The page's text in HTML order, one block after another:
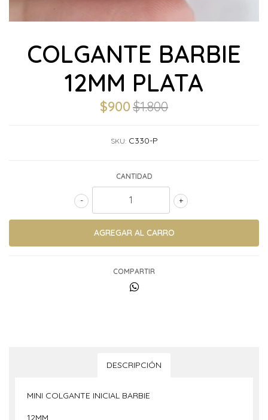
COLGANTE BARBIE
12MM PLATA
$900$1.800
SKU: C330-P
CANTIDAD
+
-
COMPARTIR
DESCRIPCIÓN
MINI COLGANTE INICIAL BARBIE
12MM